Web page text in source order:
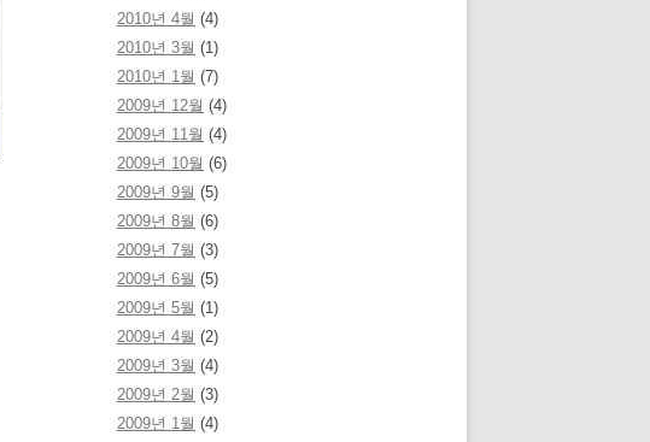
2010년 4월 (4)
2010년 3월 (1)
2010년 1월 (7)
2009년 12월 (4)
2009년 11월 (4)
2009년 10월 (6)
2009년 9월 (5)
2009년 8월 (6)
2009년 7월 (3)
2009년 6월 (5)
2009년 5월 (1)
2009년 4월 (2)
2009년 3월 (4)
2009년 2월 (3)
2009년 1월 (4)